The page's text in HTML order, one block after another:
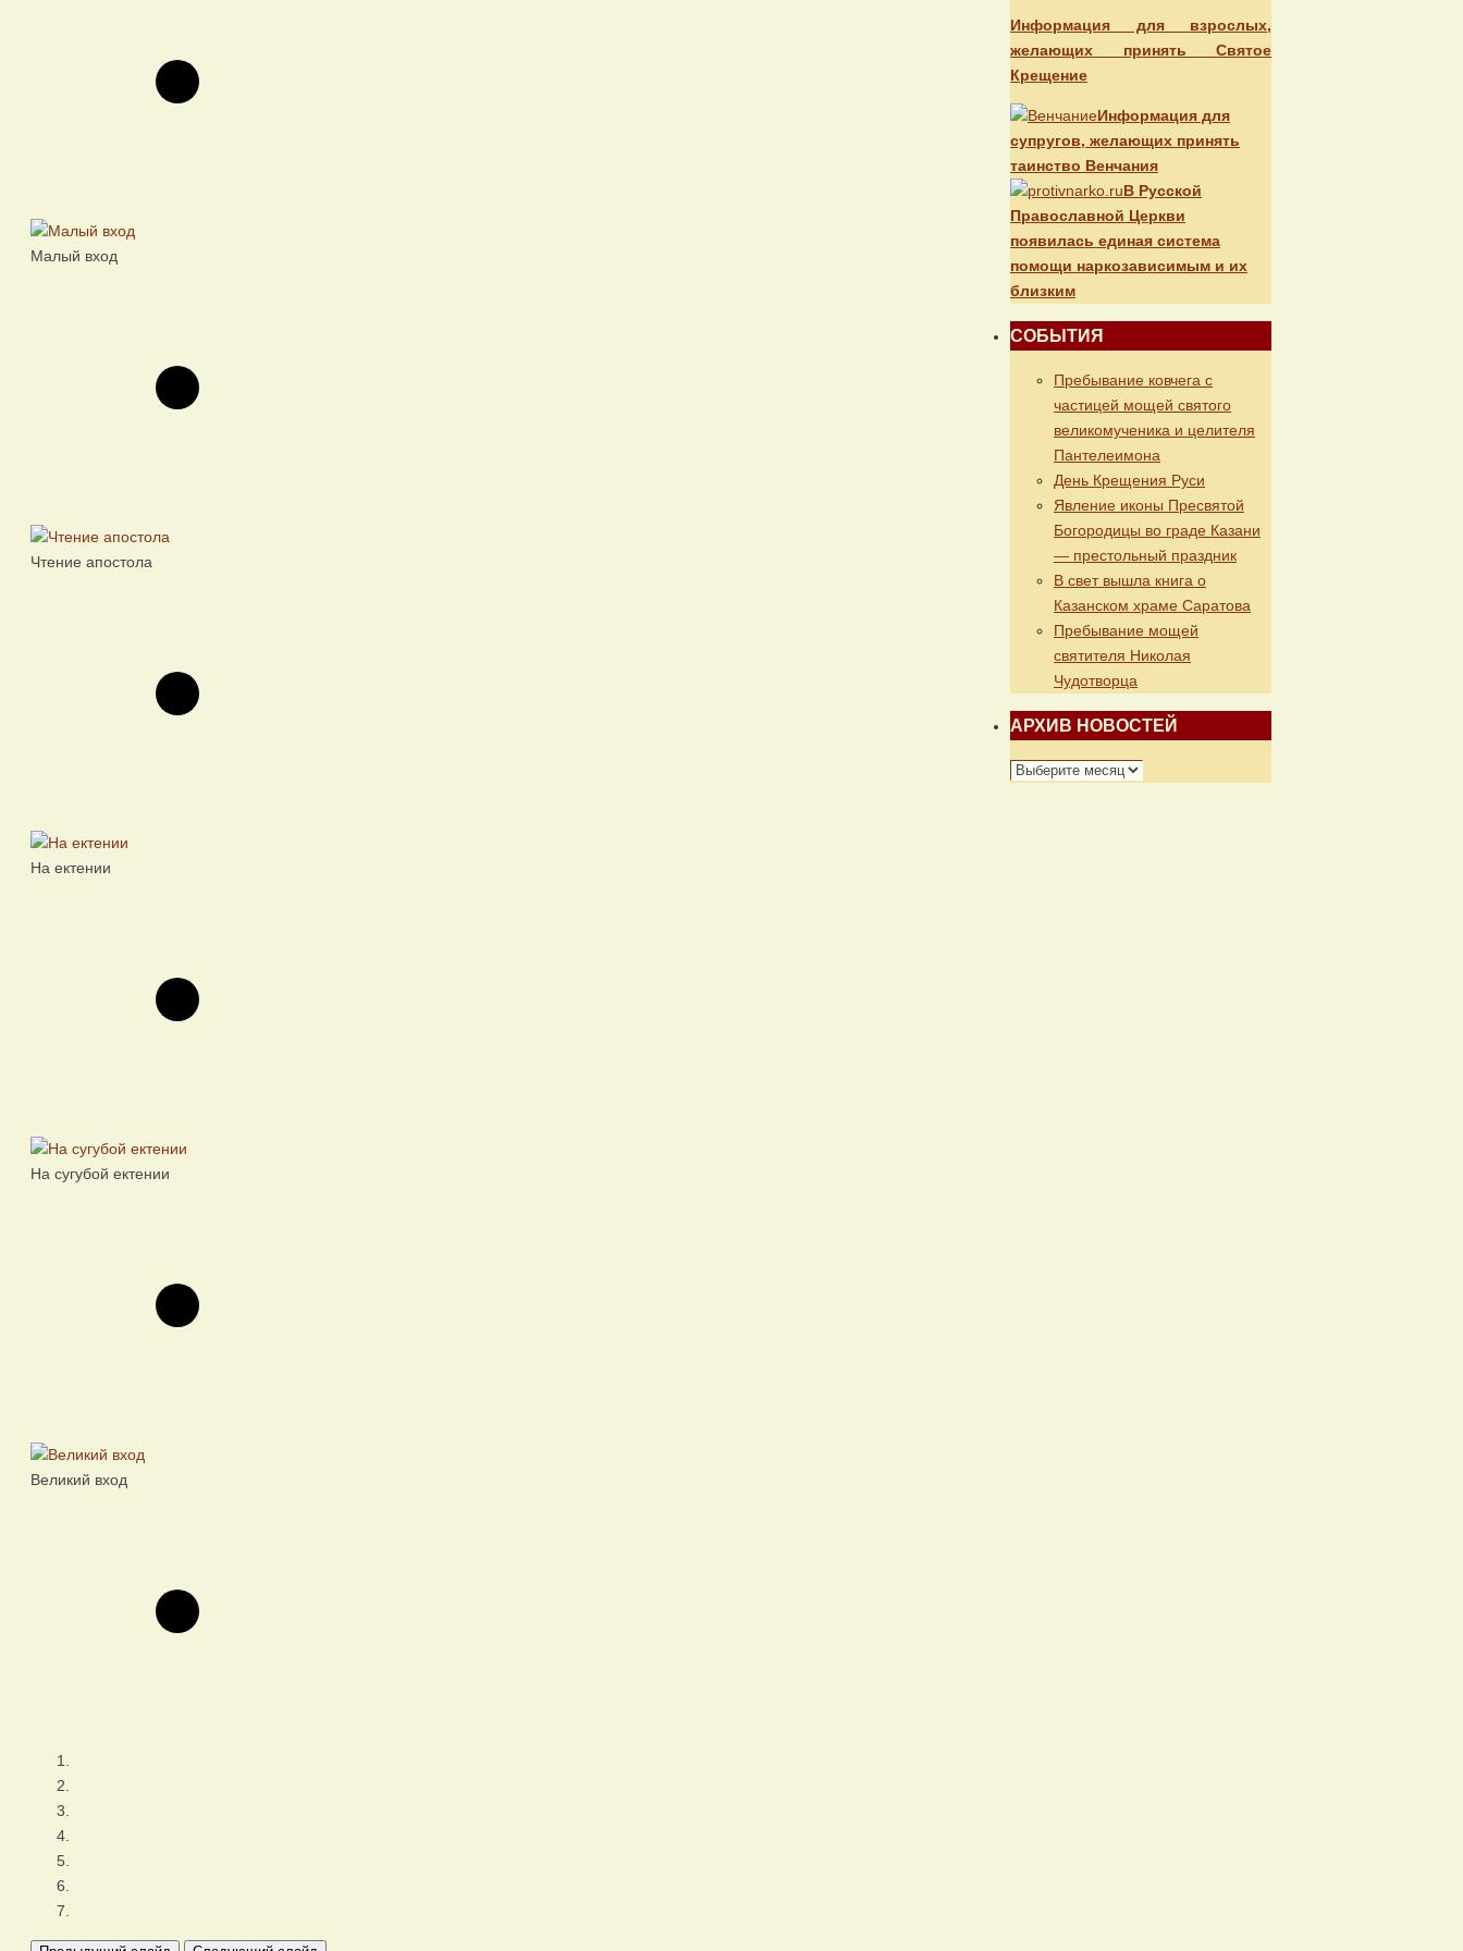
Малый вход
Чтение апостола
На ектении
На сугубой ектении
Великий вход
Информация для взрослых,
желающих принять Святое
Крещение
Информация для
супругов, желающих принять
таинство Венчания
В Русской
Православной Церкви
появилась единая система
помощи наркозависимым и их
близким
СОБЫТИЯ
Пребывание ковчега с
частицей мощей святого
великомученика и целителя
Пантелеимона
День Крещения Руси
Явление иконы Пресвятой
Богородицы во граде Казани
— престольный праздник
В свет вышла книга о
Казанском храме Саратова
Пребывание мощей
святителя Николая
Чудотворца
АРХИВ НОВОСТЕЙ
АРХИВ